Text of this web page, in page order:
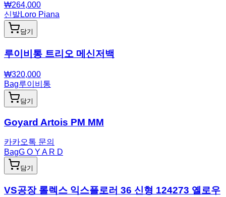
₩264,000
신발Loro Piana
담기
루이비통 트리오 메신저백
₩320,000
Bag루이비통
담기
Goyard Artois PM MM
카카오톡 문의
BagG O Y A R D
담기
VS공장 롤렉스 익스플로러 36 신형 124273 옐로우